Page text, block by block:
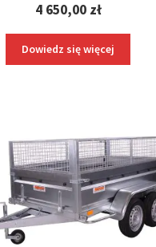
4 650,00 zł
Dowiedz się więcej